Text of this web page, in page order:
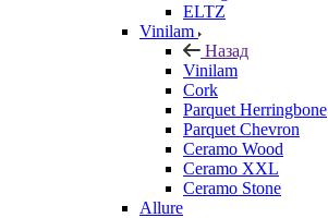
ELTZ
Vinilam
Назад
Vinilam
Cork
Parquet Herringbone
Parquet Chevron
Ceramo Wood
Ceramo XXL
Ceramo Stone
Allure